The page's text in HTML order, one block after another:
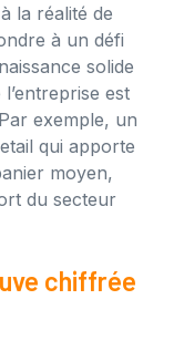
la réalité de
à un défi
solide
l’entreprise est
exemple, un
qui apporte
moyen,
du secteur
chiffrée